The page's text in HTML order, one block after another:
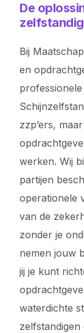
De
Bij
en
zzp’ers,
werken. Wij
partijen
operationele
van de
zonder je
nemen jouw
jij je kunt
waterdichte